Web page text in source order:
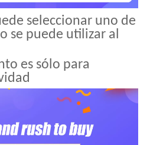
seleccionar uno de
se puede utilizar al
es sólo para